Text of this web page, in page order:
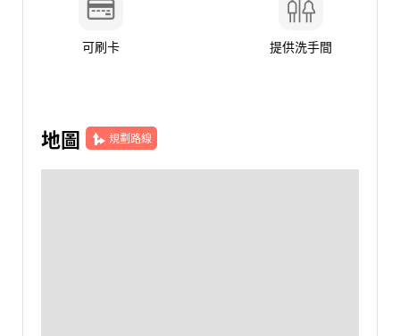
可刷卡 提供洗手間
地圖 規劃路線